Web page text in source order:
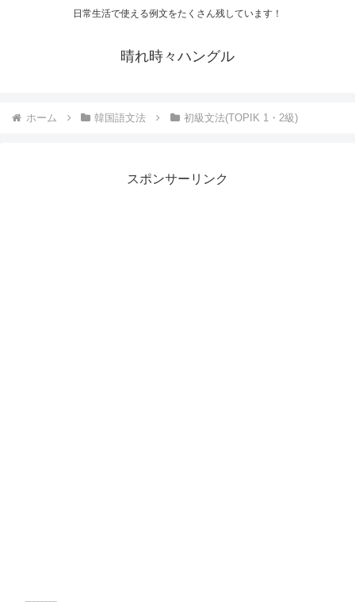
日常生活で使える例文をたくさん残しています！
晴れ時々ハングル
ホーム 韓国語文法 初級文法(TOPIK 1・2級)
スポンサーリンク